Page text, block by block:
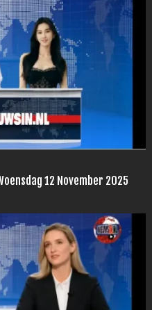
12 November 2025